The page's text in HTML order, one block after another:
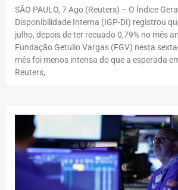
SÃO PAULO, 7 Ago (Reuters) – O Índice
Disponibilidade Interna (IGP-DI) registrou
julho, depois de ter recuado 0,79% no mês
Fundação Getulio Vargas (FGV) nesta
mês foi menos intensa do que a esperada
Reuters,